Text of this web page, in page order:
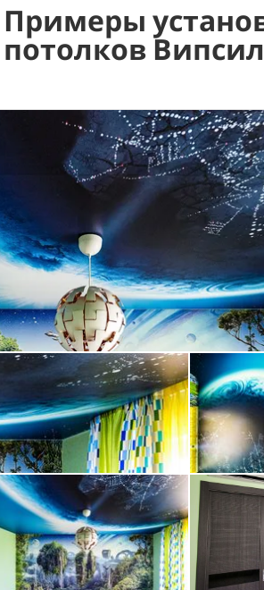
Примеры
потолков